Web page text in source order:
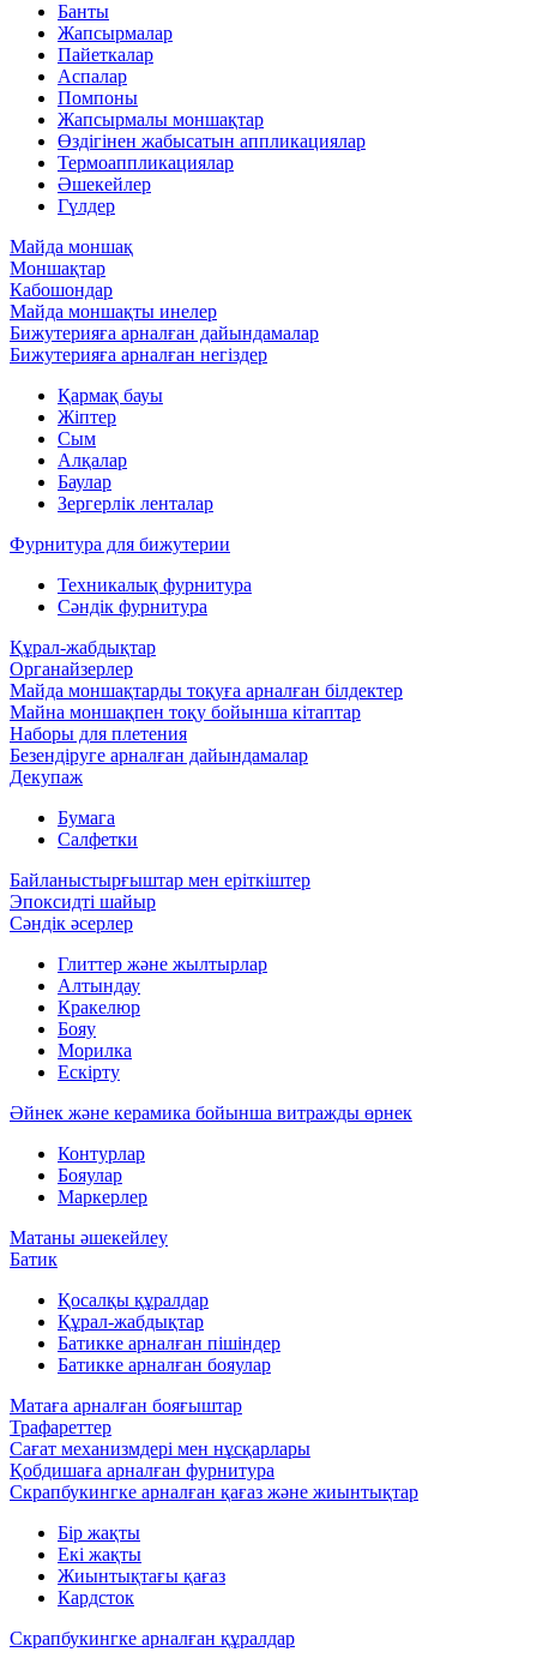
Банты
Жапсырмалар
Пайеткалар
Аспалар
Помпоны
Жапсырмалы моншақтар
Өздігінен жабысатын аппликациялар
Термоаппликациялар
Әшекейлер
Гүлдер
Майда моншақ
Моншақтар
Кабошондар
Майда моншақты инелер
Бижутерияға арналған дайындамалар
Бижутерияға арналған негіздер
Қармақ бауы
Жіптер
Сым
Алқалар
Баулар
Зергерлік ленталар
Фурнитура для бижутерии
Техникалық фурнитура
Сәндік фурнитура
Құрал-жабдықтар
Органайзерлер
Майда моншақтарды тоқуға арналған білдектер
Майна моншақпен тоқу бойынша кітаптар
Наборы для плетения
Безендіруге арналған дайындамалар
Декупаж
Бумага
Салфетки
Байланыстырғыштар мен еріткіштер
Эпоксидті шайыр
Сәндік әсерлер
Глиттер және жылтырлар
Алтындау
Кракелюр
Бояу
Морилка
Ескірту
Әйнек және керамика бойынша витражды өрнек
Контурлар
Бояулар
Маркерлер
Матаны әшекейлеу
Батик
Қосалқы құралдар
Құрал-жабдықтар
Батикке арналған пішіндер
Батикке арналған бояулар
Матаға арналған бояғыштар
Трафареттер
Сағат механизмдері мен нұсқарлары
Қобдишаға арналған фурнитура
Скрапбукингке арналған қағаз және жиынтықтар
Бір жақты
Екі жақты
Жиынтықтағы қағаз
Кардсток
Скрапбукингке арналған құралдар